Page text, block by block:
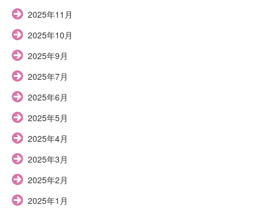
2025年11月
2025年10月
2025年9月
2025年7月
2025年6月
2025年5月
2025年4月
2025年3月
2025年2月
2025年1月